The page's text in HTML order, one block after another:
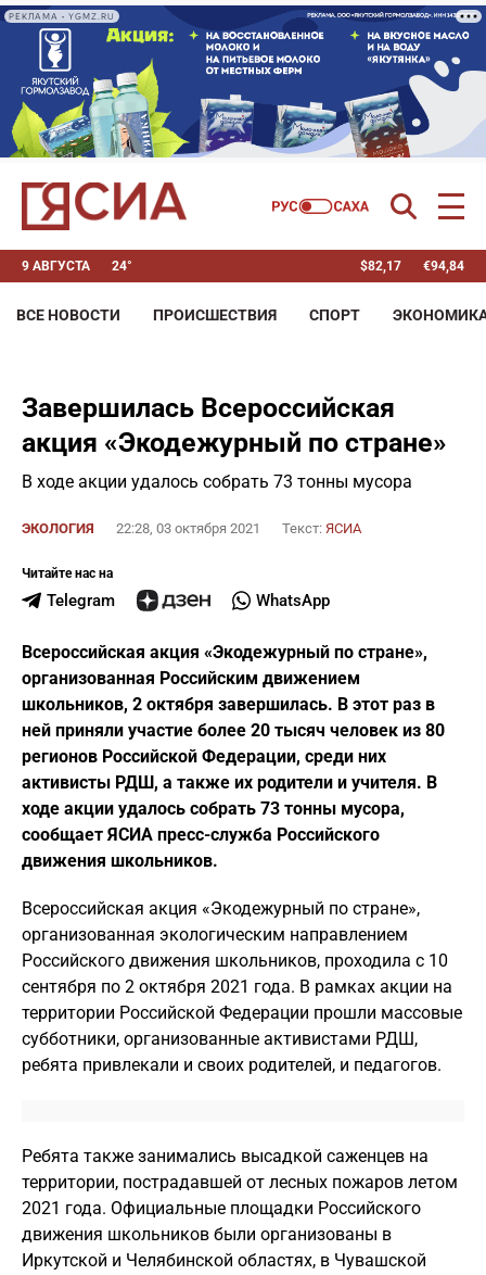
РЕКЛАМА • YGMZ.RU
9 АВГУСТА 24° $82,17 €94,84
ВСЕ НОВОСТИ ПРОИСШЕСТВИЯ СПОРТ
Завершилась Всероссийская
акция «Экодежурный по стране»
В ходе акции удалось собрать 73 тонны мусора
ЭКОЛОГИЯ 22:28, 03 октября 2021 Текст: ЯСИА
Читайте нас на
Telegram WhatsApp
Всероссийская акция «Экодежурный по стране»,
организованная Российским движением
школьников, 2 октября завершилась. В этот раз в
ней приняли участие более 20 тысяч человек из 80
регионов Российской Федерации, среди них
активисты РДШ, а также их родители и учителя. В
ходе акции удалось собрать 73 тонны мусора,
сообщает ЯСИА пресс-служба Российского
движения школьников.
Всероссийская акция «Экодежурный по стране»,
организованная экологическим направлением
Российского движения школьников, проходила с 10
сентября по 2 октября 2021 года. В рамках акции на
территории Российской Федерации прошли массовые
субботники, организованные активистами РДШ,
ребята привлекали и своих родителей, и педагогов.
Ребята также занимались высадкой саженцев на
территории, пострадавшей от лесных пожаров летом
2021 года. Официальные площадки Российского
движения школьников были организованы в
Иркутской и Челябинской областях, в Чувашской